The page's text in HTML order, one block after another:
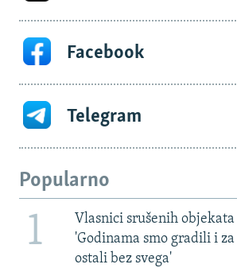
Facebook
Telegram
Popularno
1
Vlasnici srušenih objekata
'Godinama smo gradili i
ostali bez svega'